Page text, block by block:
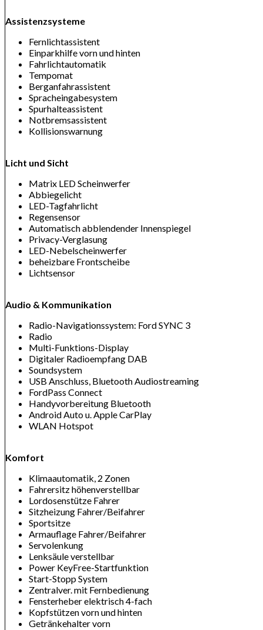
Assistenzsysteme
Fernlichtassistent
Einparkhilfe vorn und hinten
Fahrlichtautomatik
Tempomat
Berganfahrassistent
Spracheingabesystem
Spurhalteassistent
Notbremsassistent
Kollisionswarnung
Licht und Sicht
Matrix LED Scheinwerfer
Abbiegelicht
LED-Tagfahrlicht
Regensensor
Automatisch abblendender Innenspiegel
Privacy-Verglasung
LED-Nebelscheinwerfer
beheizbare Frontscheibe
Lichtsensor
Audio & Kommunikation
Radio-Navigationssystem: Ford SYNC 3
Radio
Multi-Funktions-Display
Digitaler Radioempfang DAB
Soundsystem
USB Anschluss, Bluetooth Audiostreaming
FordPass Connect
Handyvorbereitung Bluetooth
Android Auto u. Apple CarPlay
WLAN Hotspot
Komfort
Klimaautomatik, 2 Zonen
Fahrersitz höhenverstellbar
Lordosenstütze Fahrer
Sitzheizung Fahrer/Beifahrer
Sportsitze
Armauflage Fahrer/Beifahrer
Servolenkung
Lenksäule verstellbar
Power KeyFree-Startfunktion
Start-Stopp System
Zentralver. mit Fernbedienung
Fensterheber elektrisch 4-fach
Kopfstützen vorn und hinten
Getränkehalter vorn